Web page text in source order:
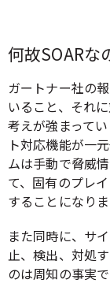
何故SOARな
ガートナー社の
いること、それ
考えが強まって
ト対応機能が一
ムは手動で脅威
て、固有のプレ
することになりま
また同時に、サ
止、検出、対処
のは周知の事実で